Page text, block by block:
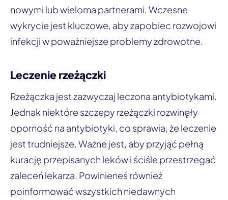
nowymi lub wieloma partnerami. Wczesne
wykrycie jest kluczowe, aby zapobiec rozwojowi
infekcji w poważniejsze problemy zdrowotne.
Leczenie rzeżączki
Rzeżączka jest zazwyczaj leczona antybiotykami.
Jednak niektóre szczepy rzeżączki rozwinęły
oporność na antybiotyki, co sprawia, że leczenie
jest trudniejsze. Ważne jest, aby przyjąć pełną
kurację przepisanych leków i ściśle przestrzegać
zaleceń lekarza. Powinieneś również
poinformować wszystkich niedawnych